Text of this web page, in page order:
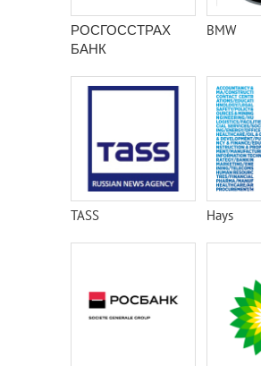
РОСГОССТРАХ
БАНК
BMW
TASS Hays